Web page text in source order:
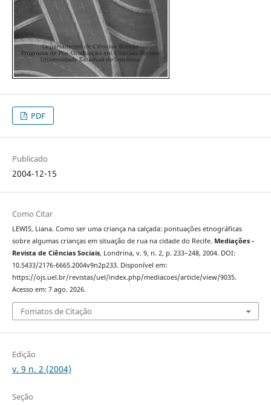
PDF
Publicado
2004-12-15
Como Citar
LEWIS, Liana. Como ser uma criança na calçada: pontuações etnográficas
sobre algumas crianças em situação de rua na cidade do Recife. Mediações -
Revista de Ciências Sociais, Londrina, v. 9, n. 2, p. 233–248, 2004. DOI:
10.5433/2176-6665.2004v9n2p233. Disponível em:
https://ojs.uel.br/revistas/uel/index.php/mediacoes/article/view/9035.
Acesso em: 7 ago. 2026.
Fomatos de Citação
Edição
v. 9 n. 2 (2004)
Seção